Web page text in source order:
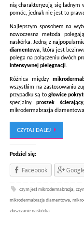
nią charakteryzują się
pomóc, jednak nie jest to
Najlepszym sposobem na
nowoczesna metoda
naskórka. Jedną z
diamentowa, która jest
polega na połączeniu dwóch
intensywnej pielęgnacji.
Różnica między
wszystkim na zastosowaniu
przypadku są to głowice
specjalnyproszek
mikrodermabrazja
CZYTAJ DALEJ
Podziel się:
Facebook
czym jest mikrodermabrazja,
mikrodermabrazja diamentowa,
złuszczanie naskórka